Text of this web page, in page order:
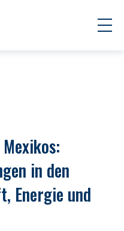
in den
Energie und